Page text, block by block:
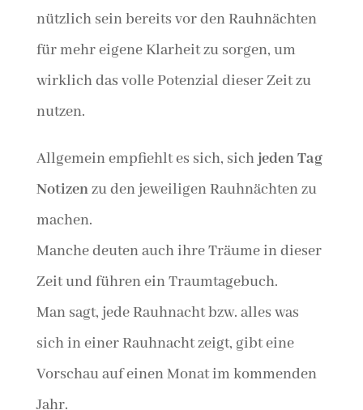
nützlich sein bereits vor den Rauhnächten
für mehr eigene Klarheit zu sorgen, um
wirklich das volle Potenzial dieser Zeit zu
nutzen.
Allgemein empfiehlt es sich, sichjeden Tag
Notizenzu den jeweiligen Rauhnächten zu
machen.
Manche deuten auch ihre Träume in dieser
Zeit und führen ein Traumtagebuch.
Man sagt, jede Rauhnacht bzw. alles was
sich in einer Rauhnacht zeigt, gibt eine
Vorschau auf einen Monat im kommenden
Jahr.